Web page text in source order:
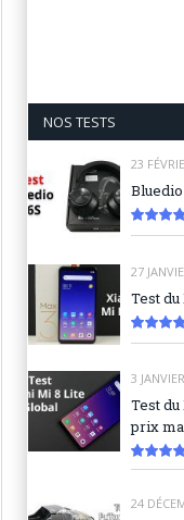
NOS TESTS
23
27
Test
8.3
3
Test
prix
24